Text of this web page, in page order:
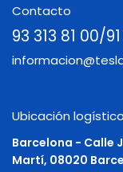
Contacto
93 313 81 00/
Ubicación logística
Barcelona - Calle
Martí, 08020